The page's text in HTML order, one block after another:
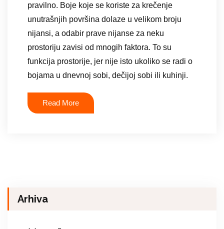
pravilno. Boje koje se koriste za krečenje
unutrašnjih površina dolaze u velikom broju
nijansi, a odabir prave nijanse za neku
prostoriju zavisi od mnogih faktora. To su
funkcija prostorije, jer nije isto ukoliko se radi o
bojama u dnevnoj sobi, dečijoj sobi ili kuhinji.
Read More
Arhiva